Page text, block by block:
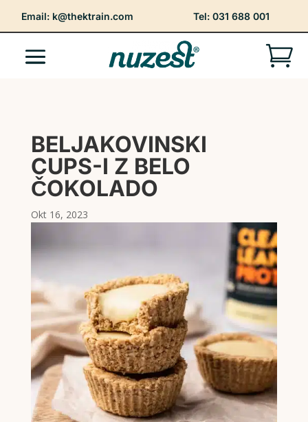
Email: k@thektrain.com Tel: 031 688 001

BELJAKOVINSKI
CUPS-I Z BELO
ČOKOLADO
Okt 16, 2023